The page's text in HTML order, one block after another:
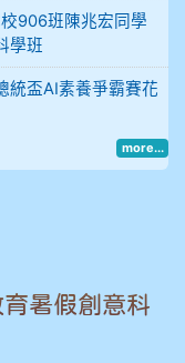
906班陳兆宏同學
學班
盃AI素養爭霸賽花
more...
暑假創意科